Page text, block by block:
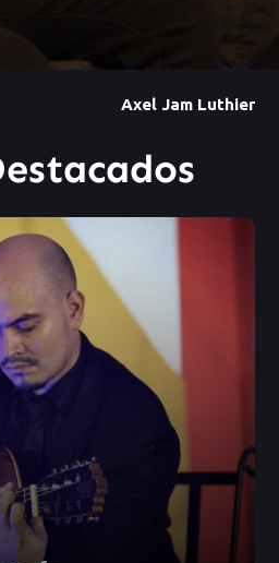
Axel Jam Luthier